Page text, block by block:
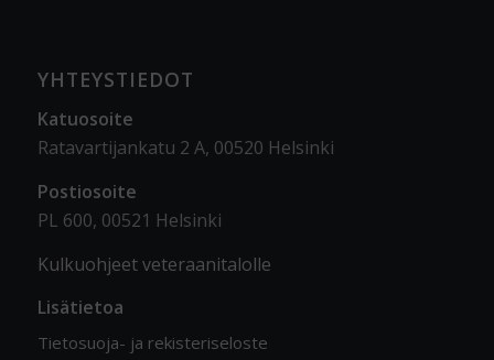
YHTEYSTIEDOT
Katuosoite
Ratavartijankatu 2 A, 00520 Helsinki
Postiosoite
PL 600, 00521 Helsinki
Kulkuohjeet veteraanitalolle
Lisätietoa
Tietosuoja- ja rekisteriseloste